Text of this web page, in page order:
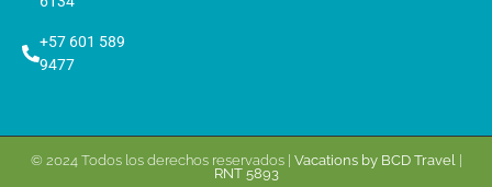
+57 601 589
9477
© 2024 Todos los derechos reservados | Vacations by BCD Travel |
RNT 5893